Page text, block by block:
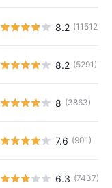
8.2 (11512)
8.2 (5291)
8 (3863)
7.6 (901)
6.3 (7437)